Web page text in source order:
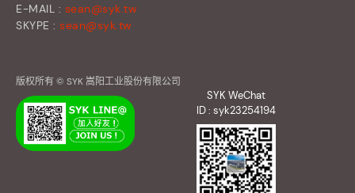
E-MAIL : sean@syk.tw
SKYPE : sean@syk.tw
版权所有 © SYK 嵩阳工业股份有限公司
SYK WeChat
ID : syk23254194